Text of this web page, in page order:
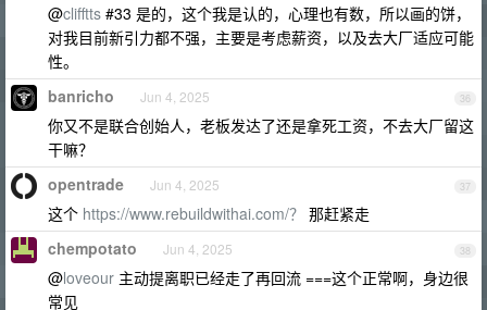
@clifftts #33 是的，这个我是认的，心理也有数，所以画的饼，
对我目前新引力都不强，主要是考虑薪资，以及去大厂适应可能
性。
36
banricho Jun 4, 2025
你又不是联合创始人，老板发达了还是拿死工资，不去大厂留这
干嘛？
37
opentrade Jun 4, 2025
这个 https://www.rebuildwithai.com/？ 那赶紧走
38
chempotato Jun 4, 2025
@loveour 主动提离职已经走了再回流 ===这个正常啊，身边很
常见